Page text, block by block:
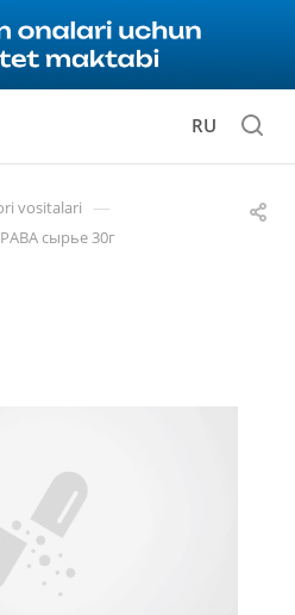
RU
vositalari —
сырье 30г